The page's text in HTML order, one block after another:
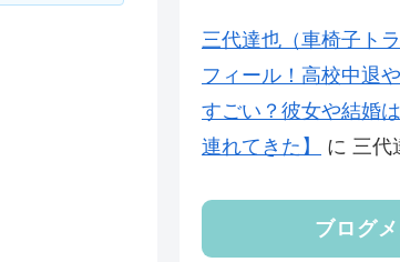
三代達也（車椅子ト
フィール！高校中退
すごい？彼女や結婚
連れてきた】
に 三代
ブログ